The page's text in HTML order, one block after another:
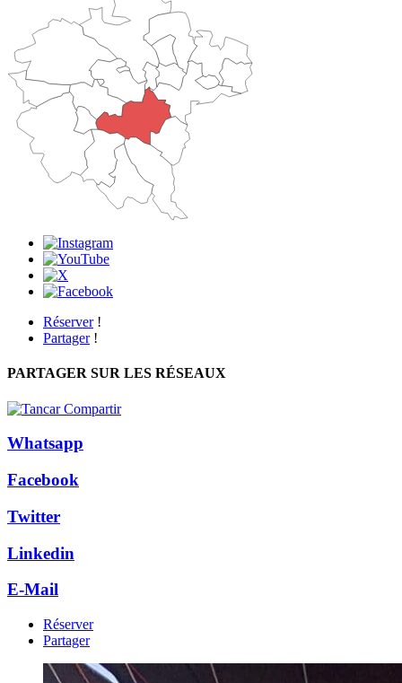
Réserver !
Partager !
PARTAGER SUR LES RÉSEAUX
Whatsapp
Facebook
Twitter
Linkedin
E-Mail
Réserver
Partager